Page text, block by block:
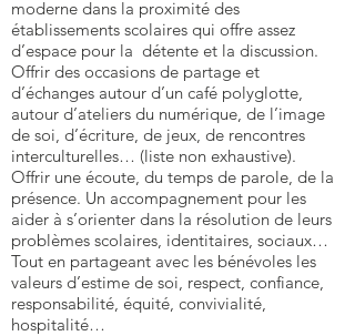
moderne dans la proximité des
établissements scolaires qui offre assez
d’espace pour la détente et la discussion.
Offrir des occasions de partage et
d’échanges autour d’un café polyglotte,
autour d’ateliers du numérique, de l’image
de soi, d’écriture, de jeux, de rencontres
interculturelles… (liste non exhaustive).
Offrir une écoute, du temps de parole, de la
présence. Un accompagnement pour les
aider à s’orienter dans la résolution de leurs
problèmes scolaires, identitaires, sociaux…
Tout en partageant avec les bénévoles les
valeurs d’estime de soi, respect, confiance,
responsabilité, équité, convivialité,
hospitalité…